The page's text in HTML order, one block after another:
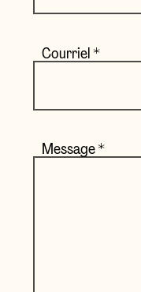
Courriel*
Message*